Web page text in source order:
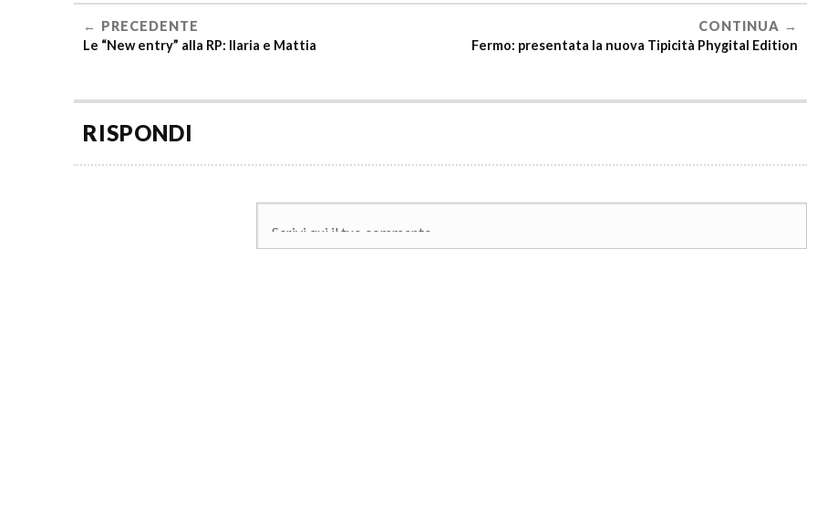
PRECEDENTE
Le “New entry” alla RP: Ilaria e Mattia
CONTINUA
Fermo: presentata la nuova Tipicità Phygital Edition
RISPONDI